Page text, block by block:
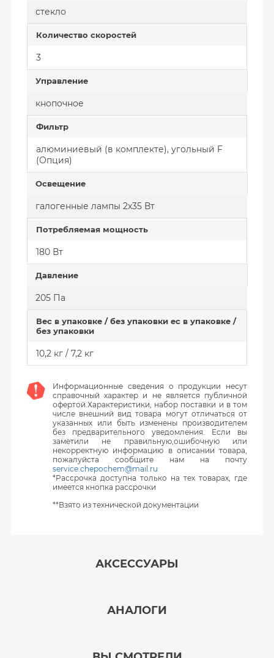
стекло
Количество скоростей
3
Управление
кнопочное
Фильтр
алюминиевый (в комплекте), угольный F
(Опция)
Освещение
галогенные лампы 2х35 Вт
Потребляемая мощность
180 Вт
Давление
205 Па
Вес в упаковке / без упаковки ес в упаковке /
без упаковки
10,2 кг / 7,2 кг
Информационные сведения о продукции несут
справочный характер и не является публичной
офертой.Характеристики, набор поставки и в том
числе внешний вид товара могут отличаться от
указанных или быть изменены производителем
без предварительного уведомления. Если вы
заметили не правильную,ошибочную или
некорректную информацию в описании товара,
пожалуйста сообщите нам на почту
service.chepochem@mail.ru
*Рассрочка доступна только на тех товарах, где
имеется кнопка рассрочки
**Взято из технической документации
АКСЕССУАРЫ
АНАЛОГИ